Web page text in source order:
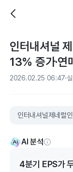
인터내셔널
13% 증가·연
2026.02.25 06:47
AI 분석
4분기 EPS가